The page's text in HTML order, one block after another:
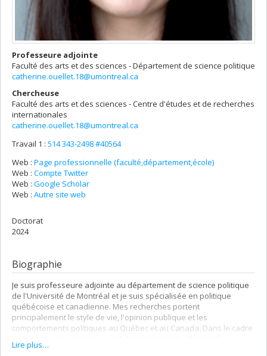
Professeure adjointe
Faculté des arts et des sciences - Département de science politique
catherine.ouellet.18@umontreal.ca
Chercheuse
Faculté des arts et des sciences - Centre d'études et de recherches
internationales
catherine.ouellet.18@umontreal.ca
Travail 1 : 514 343-2498 #40564
Web : Page professionnelle (faculté,département,école)
Web : Compte Twitter
Web : Google Scholar
Web : Autre site web
Doctorat
2024
Biographie
Je suis professeure adjointe au département de science politique
de l'Université de Montréal et je suis spécialisée en politique
québécoise et canadienne. Mes recherches portent
principalement le style de vie, l'opinion publique et les
comportements politiques au Québec et au Canada. Dans le cadre
d'affiner notre compréhension des dynamiques électorales dans
Lire plus…